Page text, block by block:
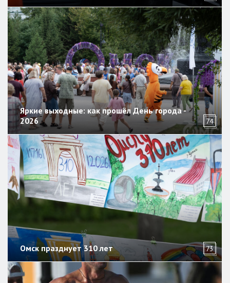
Яркие выходные: как прошёл День города -
2026
74
Омск празднует 310 лет 73